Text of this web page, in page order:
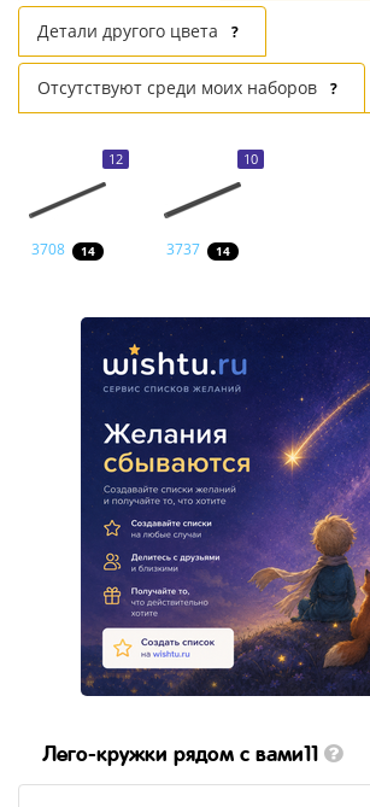
Детали другого цвета ?
Отсутствуют среди моих наборов ?
12
3708 14
10
3737 14
Лего-кружки рядом с вами11